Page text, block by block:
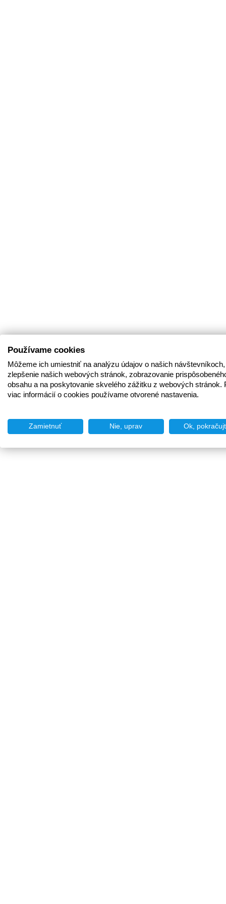
Používame cookies
Môžeme ich umiestniť na analýzu údajov o našich
zlepšenie našich webových stránok, zobrazovanie
obsahu a na poskytovanie skvelého zážitku z webových stránok.
viac informácií o cookies používame otvorené nastavenia.
Zamietnuť Nie, uprav Ok,